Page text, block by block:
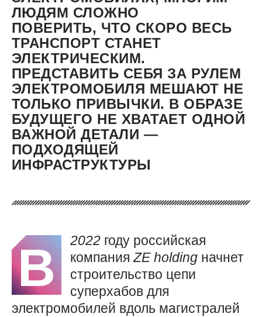
ЛЮДЯМ СЛОЖНО
ПОВЕРИТЬ, ЧТО СКОРО ВЕСЬ
ТРАНСПОРТ СТАНЕТ
ЭЛЕКТРИЧЕСКИМ.
ПРЕДСТАВИТЬ СЕБЯ ЗА РУЛЕМ
ЭЛЕКТРОМОБИЛЯ МЕШАЮТ НЕ
ТОЛЬКО ПРИВЫЧКИ. В ОБРАЗЕ
БУДУЩЕГО НЕ ХВАТАЕТ ОДНОЙ
ВАЖНОЙ ДЕТАЛИ — ​
ПОДХОДЯЩЕЙ
ИНФРАСТРУКТУРЫ
В 2022 году российская
компанияZEholding начнет
строительство цепи
суперхабов для
электромобилей вдоль магистралей